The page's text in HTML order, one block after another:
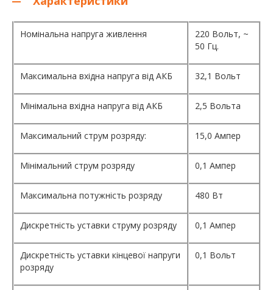
Номінальна напруга живлення
220 Вольт, ~
50 Гц.
Максимальна вхідна напруга від АКБ 32,1 Вольт
Мінімальна вхідна напруга від АКБ 2,5 Вольта
Максимальний струм розряду: 15,0 Ампер
Мінімальний струм розряду 0,1 Ампер
Максимальна потужність розряду 480 Вт
Дискретність уставки струму розряду 0,1 Ампер
Дискретність уставки кінцевої напруги
розряду
0,1 Вольт